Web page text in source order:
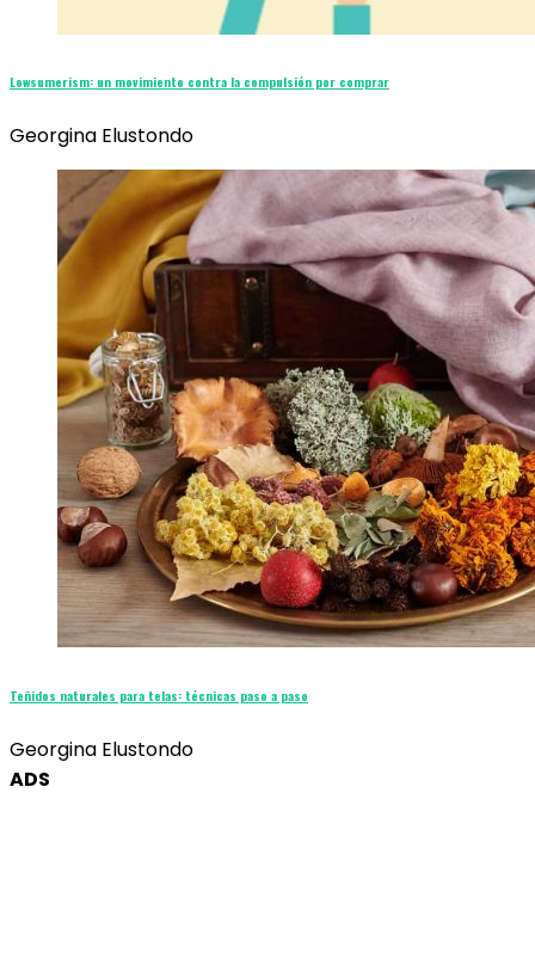
Lowsumerism: un movimiento contra la compulsión por comprar
Georgina Elustondo
Teñidos naturales para telas: técnicas paso a paso
Georgina Elustondo
ADS